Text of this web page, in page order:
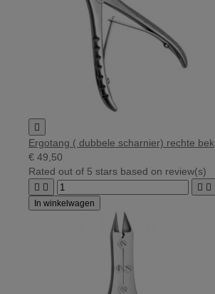

Ergotang ( dubbele scharnier) rechte bek
€ 49,50
Rated out of 5 stars based on review(s)
   
In winkelwagen